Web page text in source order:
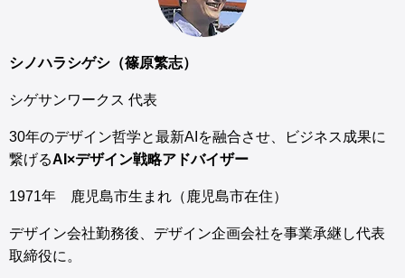
シノハラシゲシ（篠原繁志）
シゲサンワークス 代表
30年のデザイン哲学と最新AIを融合させ、ビジネス成果に
繋げるAI×デザイン戦略アドバイザー
1971年 鹿児島市生まれ（鹿児島市在住）
デザイン会社勤務後、デザイン企画会社を事業承継し代表
取締役に。